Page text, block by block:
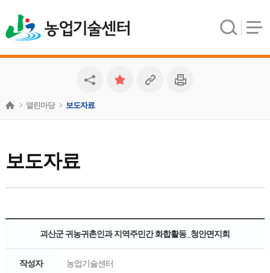
농업기술센터
보도자료
열린마당 보도자료
괴산군 귀농귀촌인과 지역주민간 화합활동_청안면지회
작성자 농업기술센터